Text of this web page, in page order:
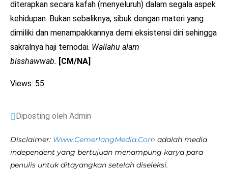
diterapkan secara kafah (menyeluruh) dalam segala aspek
kehidupan. Bukan sebaliknya, sibuk dengan materi yang
dimiliki dan menampakkannya demi eksistensi diri sehingga
sakralnya haji ternodai. Wallahu alam
bisshawwab. [CM/NA]
Views: 55
Diposting oleh Admin
Disclaimer: Www.CemerlangMedia.Com adalah media
independent yang bertujuan menampung karya para
penulis untuk ditayangkan setelah diseleksi.